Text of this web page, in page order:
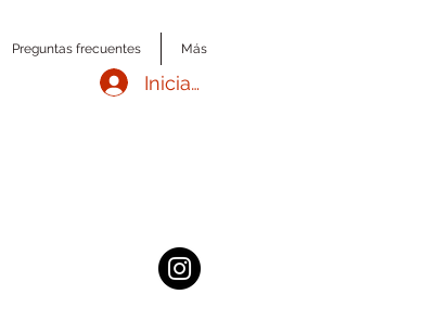
Preguntas frecuentes Más
Iniciar sesión